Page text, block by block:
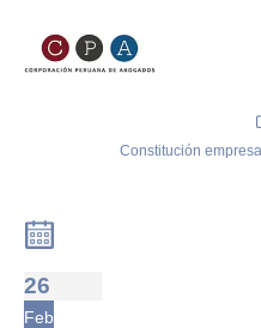
26
Feb
Constitución empresa